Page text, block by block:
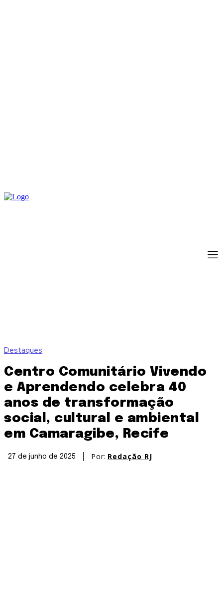
Destaques
Centro Comunitário Vivendo
e Aprendendo celebra 40
anos de transformação
social, cultural e ambiental
em Camaragibe, Recife
27 de junho de 2025 Por: Redação RJ